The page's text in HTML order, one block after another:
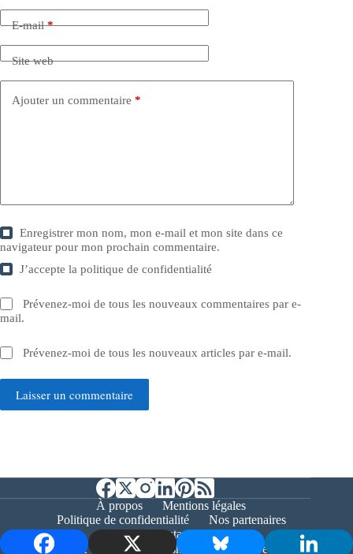
E-mail*
Site web
Ajouter un commentaire *
Enregistrer mon nom, mon e-mail et mon site dans ce
navigateur pour mon prochain commentaire.
J’accepte lapolitique de confidentialité
Prévenez-moi de tous les nouveaux commentaires par e-
mail.
Prévenez-moi de tous les nouveaux articles par e-mail.
Laisser un commentaire
À propos
Mentions légales
Politique de confidentialité
Nos partenaires
Contact
Copyright © 2026 - Bernieshoot.fr Journal Web